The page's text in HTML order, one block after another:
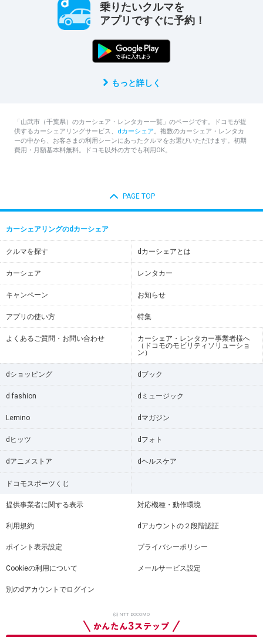
乗りたいクルマを
アプリですぐに予約！
もっと詳しく
「山武市（千葉県）のカーシェア・レンタカー一覧」のページです。ドコモが提
供するカーシェアリングサービス、 dカーシェア。複数のカーシェア・レンタカ
ーの中から、お客さまの利用シーンにあったクルマをお選びいただけます。初期
費用・月額基本料無料。ドコモ以外の方でも利用OK。
PAGE TOP
カーシェアリングのdカーシェア
クルマを探す dカーシェアとは
カーシェア レンタカー
キャンペーン お知らせ
アプリの使い方 特集
よくあるご質問・お問い合わせ
カーシェア・レンタカー事業者様へ
（ドコモのモビリティソリューショ
ン）
dショッピング dブック
d fashion dミュージック
Lemino dマガジン
dヒッツ dフォト
dアニメストア dヘルスケア
ドコモスポーツくじ
提供事業者に関する表示 対応機種・動作環境
利用規約 dアカウントの２段階認証
ポイント表示設定 プライバシーポリシー
Cookieの利用について メールサービス設定
別のdアカウントでログイン
(c) NTT DOCOMO